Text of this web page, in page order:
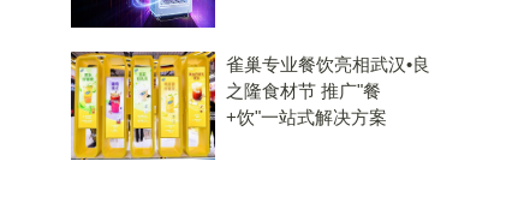
雀巢专业餐饮亮相武汉•良
之隆食材节 推广"餐
+饮"一站式解决方案